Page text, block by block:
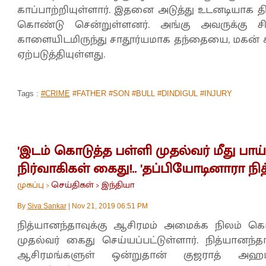
காப்பாற்றியுள்ளார். இதனை அடுத்து உடனடியாக
கொண்டு சென்றுள்ளனர். அங்கு அவருக்கு
காளையிடமிருந்து சாதூர்யமாக தந்தையை, மகன்
ஏற்படுத்தியுள்ளது.
Tags : #CRIME#FATHER #SON #BULL #DINDIGUL #INJURY
'இடம் கொடுத்த பள்ளி முதல்வர் மீது
நிர்வாகிகள் கைது!.. 'தப்பியோடினாரா
முகப்பு >செய்திகள்>இந்தியா
By Siva Sankar| Nov 21, 2019 06:51 PM
நித்யானந்தாவுக்கு ஆசிரமம் அமைக்க நிலம்
முதல்வர் கைது செய்யப்பட்டுள்ளார்.
ஆசிரமங்களுள் ஒன்றுதான் குஜராத்